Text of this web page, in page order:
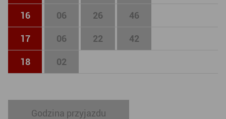
16 06 26 46
17 06 22 42
18 02
Godzina przyjazdu